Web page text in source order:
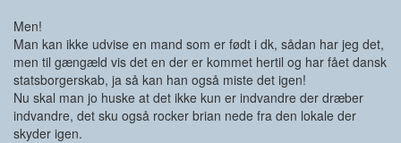
Men!
Man kan ikke udvise en mand som er født i dk, sådan har jeg det,
men til gængæld vis det en der er kommet hertil og har fået dansk
statsborgerskab, ja så kan han også miste det igen!
Nu skal man jo huske at det ikke kun er indvandre der dræber
indvandre, det sku også rocker brian nede fra den lokale der
skyder igen.